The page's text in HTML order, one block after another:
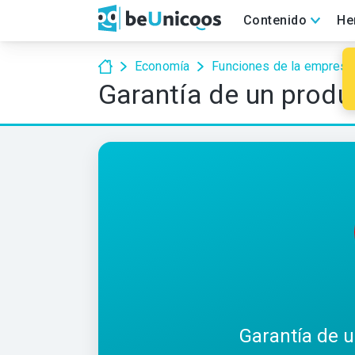
Contenido
Economía Funciones de la empresa
Garantía de un
Garantía de